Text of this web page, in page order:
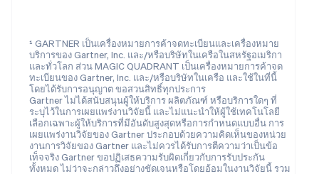
¹ GARTNER เป็นเครื่องหมายการค้าจดทะเบียนและเครื่องหมาย
บริการของ Gartner, Inc. และ/หรือบริษัทในเครือในสหรัฐอเมริกา
และทั่วโลก ส่วน MAGIC QUADRANT เป็นเครื่องหมายการค้าจด
ทะเบียนของ Gartner, Inc. และ/หรือบริษัทในเครือ และใช้ในที่นี้
โดยได้รับการอนุญาต ขอสวนสิทธิ์ทุกประการ
Gartner ไม่ได้สนับสนุนผู้ให้บริการ ผลิตภัณฑ์ หรือบริการใดๆ ที่
ระบุไว้ในการเผยแพร่งานวิจัยนี้ และไม่แนะนำให้ผู้ใช้เทคโนโลยี
เลือกเฉพาะผู้ให้บริการที่มีอันดับสูงสุดหรือการกำหนดแบบอื่น การ
เผยแพร่งานวิจัยของ Gartner ประกอบด้วยความคิดเห็นของหน่วย
งานการวิจัยของ Gartner และไม่ควรได้รับการตีความว่าเป็นข้อ
เท็จจริง Gartner ขอปฏิเสธความรับผิดเกี่ยวกับการรับประกัน
ทั้งหมด ไม่ว่าจะกล่าวถึงอย่างชัดเจนหรือโดยอ้อมในงานวิจัยนี้ รวม
English
สาธารณรัฐเช็ก
English
สิงคโปร์
English简体中文
ออสเตรเลีย
English
ออสเตรีย
DeutschEnglish